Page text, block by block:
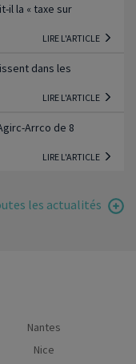
il la « taxe sur
LIRE L'ARTICLE
dans les
LIRE L'ARTICLE
Arrco de 8
LIRE L'ARTICLE
les actualités
Nantes
Nice